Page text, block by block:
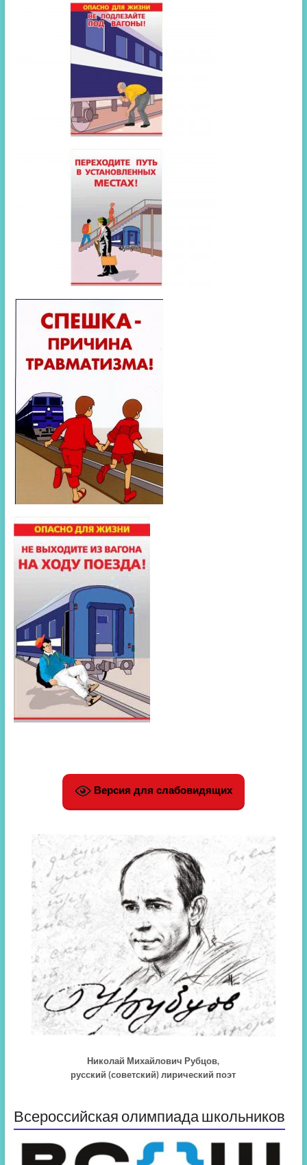
Версия для слабовидящих
Николай Михайлович Рубцов,
русский (советский) лирический поэт
Всероссийская олимпиада школьников